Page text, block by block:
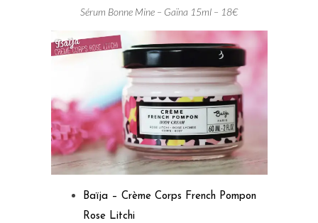
Sérum Bonne Mine – Gaïna 15ml – 18€
Baïja – Crème Corps French Pompon
Rose Litchi